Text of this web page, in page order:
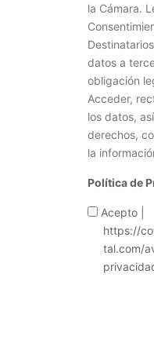
la Cámara.
datos a
obligación
Acceder,
los datos,
derechos,
la
Política de
Acepto |
https://
tal.com/